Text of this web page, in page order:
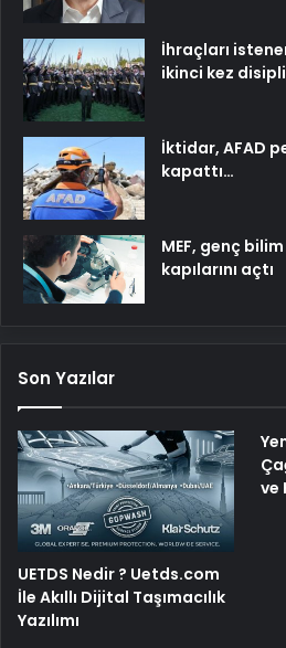
İhraçları
ikinci kez
İktidar, AFAD
kapattı…
MEF, genç
kapılarını açtı
Son Yazılar
UETDS Nedir ? Uetds.com
İle Akıllı Dijital Taşımacılık
Yazılımı
ve